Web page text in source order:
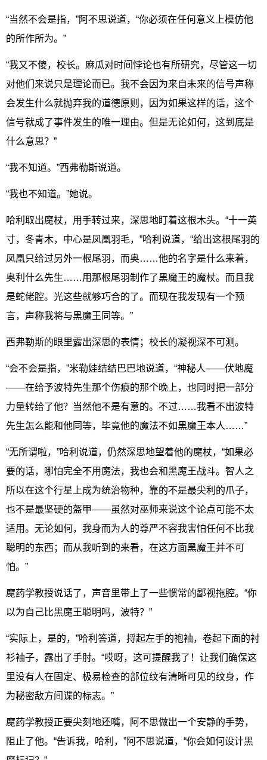
“当然不会是指，”阿不思说道，“你必须在任何意义上模仿他
的所作所为。”
“我又不傻，校长。麻瓜对时间悖论也有所研究，尽管这一切
对他们来说只是理论而已。我不会因为来自未来的信号声称
会发生什么就抛弃我的道德原则，因为如果这样的话，这个
信号就成了事件发生的唯一理由。但是无论如何，这到底是
什么意思？”
“我不知道。”西弗勒斯说道。
“我也不知道。”她说。
哈利取出魔杖，用手转过来，深思地盯着这根木头。“十一英
寸，冬青木，中心是凤凰羽毛，”哈利说道，“给出这根尾羽的
凤凰只给过另外一根尾羽，而奥……他的名字是什么来着，
奥利什么先生……用那根尾羽制作了黑魔王的魔杖。而且我
是蛇佬腔。光这些就够巧合的了。而现在我发现有一个预
言，声称我将与黑魔王同等。”
西弗勒斯的眼里露出深思的表情；校长的凝视深不可测。
“会不会是指，”米勒娃结结巴巴地说道，“神秘人——伏地魔
——在给予波特先生那个伤痕的那个晚上，也同时把一部分
力量转给了他？当然他不是有意的。不过……我看不出波特
先生怎么能和他同等，毕竟他的魔法不如黑魔王本人……”
“无所谓啦，”哈利说道，仍然深思地望着他的魔杖，“如果必
要的话，哪怕完全不用魔法，我也会和黑魔王战斗。智人之
所以在这个行星上成为统治物种，靠的不是最尖利的爪子，
也不是最坚硬的盔甲——虽然对巫师来说这个论点可能不太
适用。无论如何，我身而为人的尊严不容我害怕任何不比我
聪明的东西；而从我听到的来看，在这方面黑魔王并不可
怕。”
魔药学教授说话了，声音里带上了一些惯常的鄙视拖腔。“你
以为自己比黑魔王聪明吗，波特？”
“实际上，是的，”哈利答道，捋起左手的袍袖，卷起下面的衬
衫袖子，露出了手肘。“哎呀，这可提醒我了！让我们确保这
里没有人在固定、极易检查的部位纹有清晰可见的纹身，作
为秘密敌方间谍的标志。”
魔药学教授正要尖刻地还嘴，阿不思做出一个安静的手势，
阻止了他。“告诉我，哈利，”阿不思说道，“你会如何设计黑